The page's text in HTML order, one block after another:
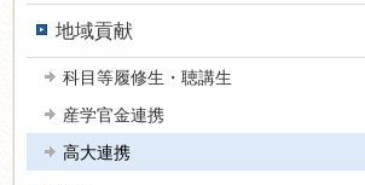
地域貢献
科目等履修生・聴講生
産学官金連携
高大連携